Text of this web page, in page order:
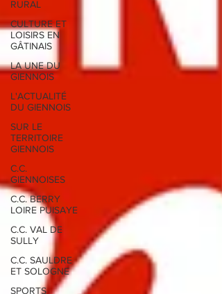
RURAL
CULTURE ET
LOISIRS EN
GÂTINAIS
LA UNE DU
GIENNOIS
L'ACTUALITÉ
DU GIENNOIS
SUR LE
TERRITOIRE
GIENNOIS
C.C.
GIENNOISES
C.C. BERRY
LOIRE PUISAYE
C.C. VAL DE
SULLY
C.C. SAULDRE
ET SOLOGNE
SPORTS